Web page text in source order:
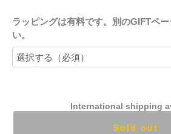
ラッピングは有料です。別のGIFTペ
い。
International shipping
Sold out